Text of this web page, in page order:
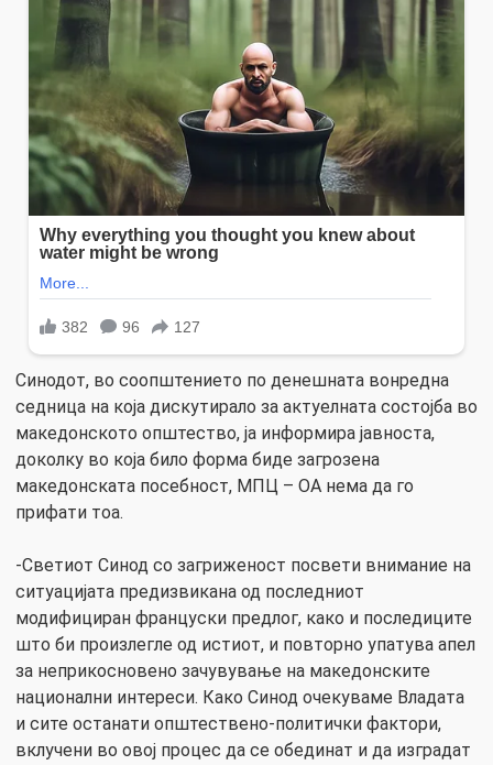
Синодот, во соопштението по денешната вонредна
седница на која дискутирало за актуелната состојба во
македонското општество, ја информира јавноста,
доколку во која било форма биде загрозена
македонската посебност, МПЦ – ОА нема да го
прифати тоа.
-Светиот Синод со загриженост посвети внимание на
ситуацијата предизвикана од последниот
модифициран француски предлог, како и последиците
што би произлегле од истиот, и повторно упатува апел
за неприкосновено зачувување на македонските
национални интереси. Како Синод очекуваме Владата
и сите останати општествено-политички фактори,
вклучени во овој процес да се обединат и да изградат